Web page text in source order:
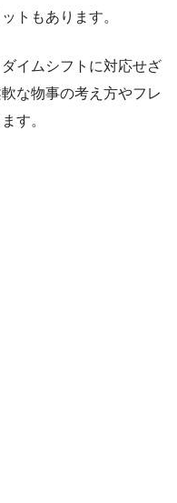
トもあります。
イムシフトに対応せざ
な物事の考え方やフレ
す。